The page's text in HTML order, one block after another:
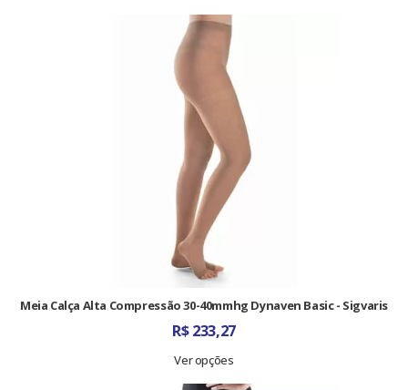
Meia Calça Alta Compressão 30-40mmhg Dynaven Basic - Sigvaris
R$233,27
Ver opções